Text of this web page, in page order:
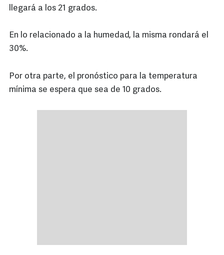
llegará a los 21 grados.
En lo relacionado a la humedad, la misma rondará el
30%.
Por otra parte, el pronóstico para la temperatura
mínima se espera que sea de 10 grados.